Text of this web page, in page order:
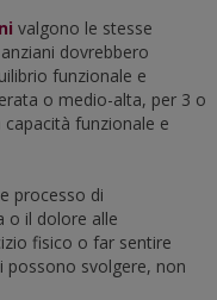
valgono le stesse
dovrebbero
funzionale e
o medio-alta, per 3 o
funzionale e
processo di
o il dolore alle
fisico o far sentire
possono svolgere, non